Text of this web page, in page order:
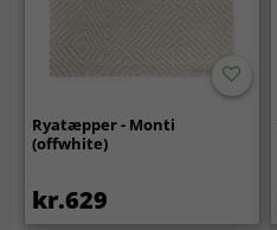
Ryatæpper - Monti
(offwhite)
kr.629